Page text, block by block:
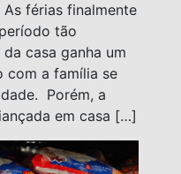
férias finalmente
tão
casa ganha um
com a família se
Porém, a
em casa […]